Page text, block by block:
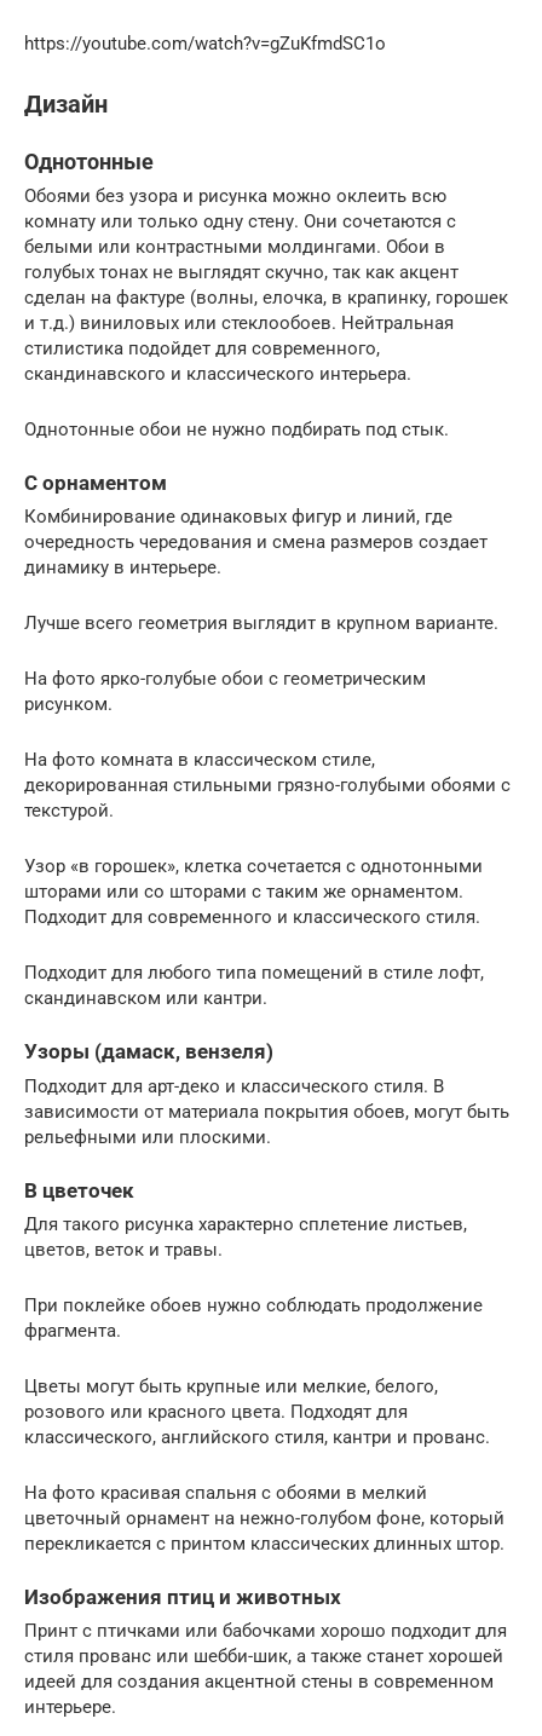
https://youtube.com/watch?v=gZuKfmdSC1o
Дизайн
Однотонные
Обоями без узора и рисунка можно оклеить всю
комнату или только одну стену. Они сочетаются с
белыми или контрастными молдингами. Обои в
голубых тонах не выглядят скучно, так как акцент
сделан на фактуре (волны, елочка, в крапинку, горошек
и т.д.) виниловых или стеклообоев. Нейтральная
стилистика подойдет для современного,
скандинавского и классического интерьера.
Однотонные обои не нужно подбирать под стык.
С орнаментом
Комбинирование одинаковых фигур и линий, где
очередность чередования и смена размеров создает
динамику в интерьере.
Лучше всего геометрия выглядит в крупном варианте.
На фото ярко-голубые обои с геометрическим
рисунком.
На фото комната в классическом стиле,
декорированная стильными грязно-голубыми обоями с
текстурой.
Узор «в горошек», клетка сочетается с однотонными
шторами или со шторами с таким же орнаментом.
Подходит для современного и классического стиля.
Подходит для любого типа помещений в стиле лофт,
скандинавском или кантри.
Узоры (дамаск, вензеля)
Подходит для арт-деко и классического стиля. В
зависимости от материала покрытия обоев, могут быть
рельефными или плоскими.
В цветочек
Для такого рисунка характерно сплетение листьев,
цветов, веток и травы.
При поклейке обоев нужно соблюдать продолжение
фрагмента.
Цветы могут быть крупные или мелкие, белого,
розового или красного цвета. Подходят для
классического, английского стиля, кантри и прованс.
На фото красивая спальня с обоями в мелкий
цветочный орнамент на нежно-голубом фоне, который
перекликается с принтом классических длинных штор.
Изображения птиц и животных
Принт с птичками или бабочками хорошо подходит для
стиля прованс или шебби-шик, а также станет хорошей
идеей для создания акцентной стены в современном
интерьере.